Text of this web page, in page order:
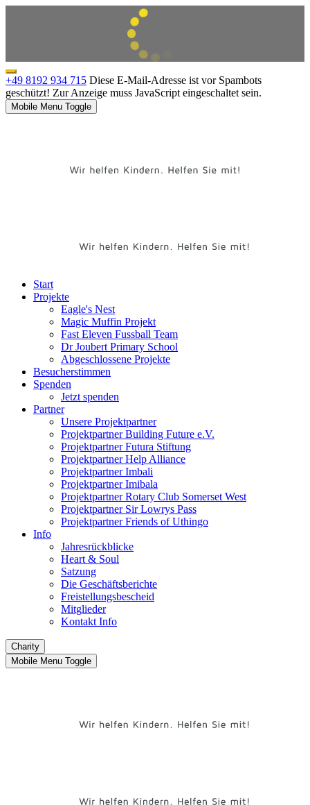
+49 8192 934 715 Diese E-Mail-Adresse ist vor Spambots
geschützt! Zur Anzeige muss JavaScript eingeschaltet sein.
Mobile Menu Toggle
Start
Projekte
Eagle's Nest
Magic Muffin Projekt
Fast Eleven Fussball Team
Dr Joubert Primary School
Abgeschlossene Projekte
Besucherstimmen
Spenden
Jetzt spenden
Partner
Unsere Projektpartner
Projektpartner Building Future e.V.
Projektpartner Futura Stiftung
Projektpartner Help Alliance
Projektpartner Imbali
Projektpartner Imibala
Projektpartner Rotary Club Somerset West
Projektpartner Sir Lowrys Pass
Projektpartner Friends of Uthingo
Info
Jahresrückblicke
Heart & Soul
Satzung
Die Geschäftsberichte
Freistellungsbescheid
Mitglieder
Kontakt Info
Charity
Mobile Menu Toggle